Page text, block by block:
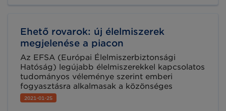
Ehető rovarok: új élelmiszerek
megjelenése a piacon
Az EFSA (Európai Élelmiszerbiztonsági
Hatóság) legújabb élelmiszerekkel kapcsolatos
tudományos véleménye szerint emberi
fogyasztásra alkalmasak a közönséges
lisztbogár (Tenebrio molitor) lárvájából
készített élelmiszerek. Biztonsági értékeléseik
2021-01-25